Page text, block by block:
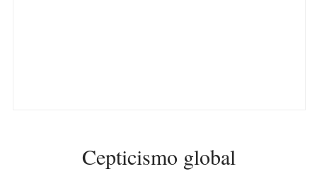
Cepticismo global